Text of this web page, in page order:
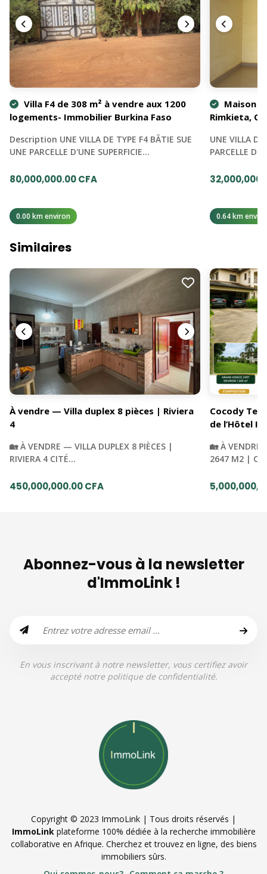
Villa F4 de 308 m² à vendre aux 1200
logements- Immobilier Burkina Faso
Description UNE VILLA DE TYPE F4 BÂTIE SUE
UNE PARCELLE D'UNE SUPERFICIE…
80,000,000.00 CFA
0.00 km environ
Maison
Rimkieta,
UNE VILLA
PARCELLE
0.64 km
Similaires
À vendre — Villa duplex 8 pièces | Riviera
4
🏡 À VENDRE — VILLA DUPLEX 8 PIÈCES |
RIVIERA 4 CITÉ…
450,000,000.00 CFA
Cocody
de l’Hôtel
🏡 À VENDRE
2647 M2 |
Abonnez-vous à la newsletter
d'ImmoLink !
En vous inscrivant à notre newsletter, vous certifiez avoir
accepté notre politique de confidentialité.
Copyright © 2023 ImmoLink | Tous droits réservés |
ImmoLinkplateforme 100% dédiée à la recherche immobilière
collaborative en Afrique. Cherchez et trouvez en ligne, des biens
immobiliers sûrs.